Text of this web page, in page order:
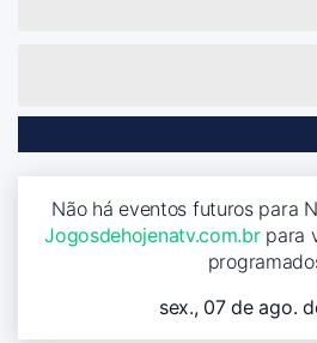
Não há eventos futuros para
Jogosdehojenatv.com.brpara
sex., 07 de ago.